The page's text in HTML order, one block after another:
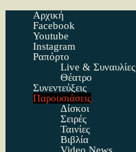
Αρχική
Facebook
Youtube
Instagram
Ραπόρτο
Live & Συναυλίες
Θέατρο
Συνεντεύξεις
Παρουσιάσεις
Δίσκοι
Σειρές
Ταινίες
Βιβλία